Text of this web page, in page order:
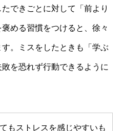
できごとに対して「前より
める習慣をつけると、徐々
。ミスをしたときも「学ぶ
を恐れず行動できるように
もストレスを感じやすいも